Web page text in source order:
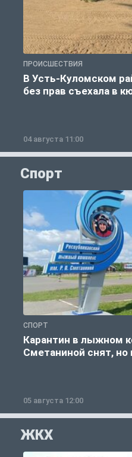
ПРОИСШЕСТВИЯ
В Усть-Куломском
без прав съехала в
04 августа 11:00
Спорт
СПОРТ
Карантин в лыжном
Сметаниной снят,
05 августа 12:00
ЖКХ